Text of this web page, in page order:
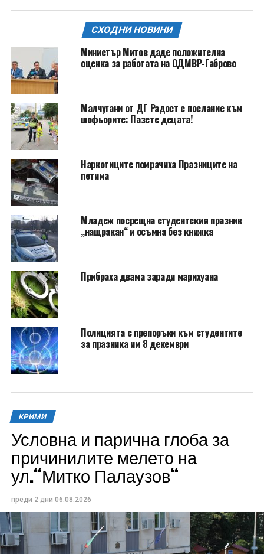
СХОДНИ НОВИНИ
Министър Митов даде положителна
оценка за работата на ОДМВР-Габрово
Малчугани от ДГ Радост с послание към
шофьорите: Пазете децата!
Наркотиците помрачиха Празниците на
петима
Младеж посрещна студентския празник
„нащракан“ и осъмна без книжка
Прибраха двама заради марихуана
Полицията с препоръки към студентите
за празника им 8 декември
КРИМИ
Условна и парична глоба за
причинилите мелето на
ул.“Митко Палаузов“
преди 2 дни 06.08.2026